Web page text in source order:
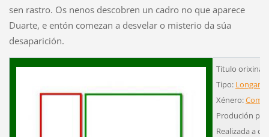
sen rastro. Os nenos descobren un cadro no que aparece
Duarte, e entón comezan a desvelar o misterio da súa
desaparición.
Titulo orixinal:
Tipo:
Xénero:
Produción
Realizada a cor